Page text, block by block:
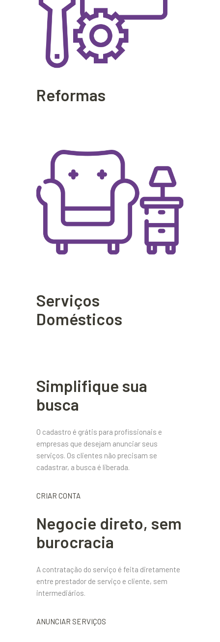
Reformas
Serviços
Domésticos
Simplifique sua
busca
O cadastro é grátis para profissionais e
empresas que desejam anunciar seus
serviços. Os clientes não precisam se
cadastrar, a busca é liberada.
CRIAR CONTA
Negocie direto, sem
burocracia
A contratação do serviço é feita diretamente
entre prestador de serviço e cliente, sem
intermediários.
ANUNCIAR SERVIÇOS